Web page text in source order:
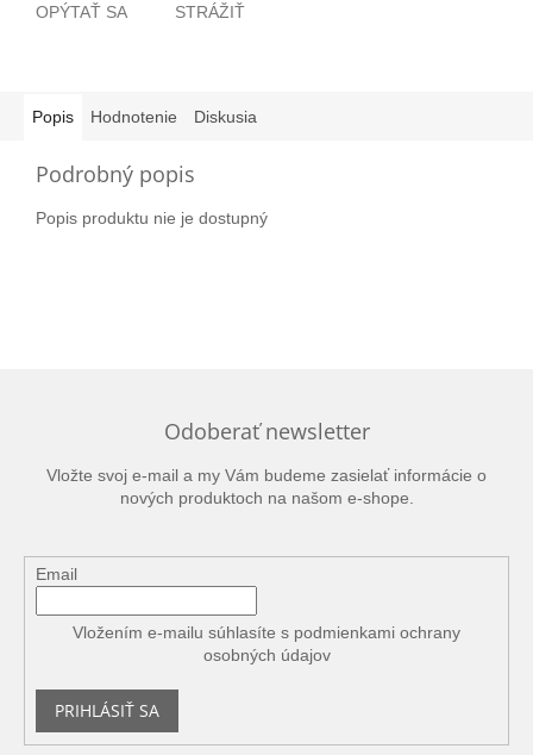
OPÝTAŤ SA STRÁŽIŤ
Popis Hodnotenie Diskusia
Podrobný popis
Popis produktu nie je dostupný
Odoberať newsletter
Vložte svoj e-mail a my Vám budeme zasielať informácie o
nových produktoch na našom e-shope.
Email
Vložením e-mailu súhlasíte s podmienkami ochrany
osobných údajov
PRIHLÁSIŤ SA